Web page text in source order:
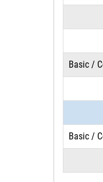
Basic /
Basic /